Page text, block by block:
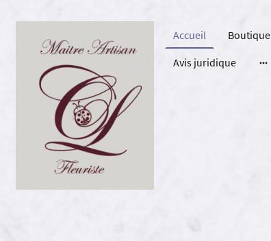
Accueil Boutique
Avis juridique